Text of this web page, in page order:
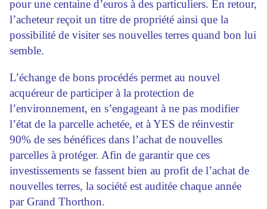
pour une centaine d’euros à des particuliers. En retour,
l’acheteur reçoit un titre de propriété ainsi que la
possibilité de visiter ses nouvelles terres quand bon lui
semble.
L’échange de bons procédés permet au nouvel
acquéreur de participer à la protection de
l’environnement, en s’engageant à ne pas modifier
l’état de la parcelle achetée, et à YES de réinvestir
90% de ses bénéfices dans l’achat de nouvelles
parcelles à protéger. Afin de garantir que ces
investissements se fassent bien au profit de l’achat de
nouvelles terres, la société est auditée chaque année
par Grand Thorthon.